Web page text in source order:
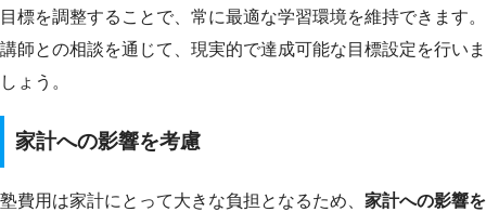
目標を調整することで、常に最適な学習環境を維持できます。
講師との相談を通じて、現実的で達成可能な目標設定を行いま
しょう。
家計への影響を考慮
塾費用は家計にとって大きな負担となるため、 家計への影響を